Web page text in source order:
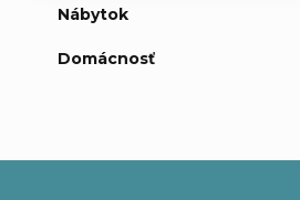
Nábytok
Domácnosť